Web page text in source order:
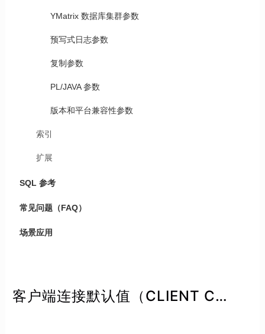
YMatrix 数据库集群参数
预写式日志参数
复制参数
PL/JAVA 参数
版本和平台兼容性参数
索引
扩展
SQL 参考
常见问题（FAQ）
场景应用
客户端连接默认值（CLIENT CONNECTION DEFAULTS）类别参数